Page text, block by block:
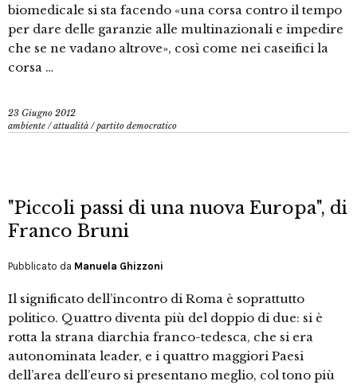
biomedicale si sta facendo «una corsa contro il tempo
per dare delle garanzie alle multinazionali e impedire
che se ne vadano altrove», così come nei caseifici la
corsa …
23 Giugno 2012
ambiente /attualità /partito democratico
"Piccoli passi di una nuova Europa", di
Franco Bruni
Pubblicato da Manuela Ghizzoni
Il significato dell’incontro di Roma è soprattutto
politico. Quattro diventa più del doppio di due: si è
rotta la strana diarchia franco-tedesca, che si era
autonominata leader, e i quattro maggiori Paesi
dell’area dell’euro si presentano meglio, col tono più